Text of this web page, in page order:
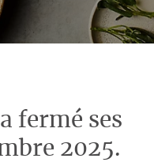
fermé ses
2025.